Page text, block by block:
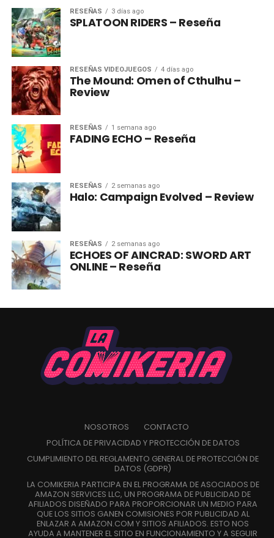
RESEÑAS 3 días ago
SPLATOON RIDERS – Reseña
RESEÑAS VIDEOJUEGOS 4 días ago
The Mound: Omen of Cthulhu –
Review
RESEÑAS 1 semana ago
FADING ECHO – Reseña
RESEÑAS 2 semanas ago
Halo: Campaign Evolved – Review
RESEÑAS 2 semanas ago
ECHOES OF AINCRAD: SWORD ART
ONLINE – Reseña
NOSOTROS
CONTACTO
POLÍTICA DE PRIVACIDAD Y PROTECCIÓN DE DATOS
CUMPLIMIENTO DEL REGLAMENTO GENERAL DE PROTECCIÓN DE
DATOS (GDPR)
LA COMIKERIA PARTICIPA EN EL PROGRAMA DE ASOCIADOS DE
AMAZON SERVICES LLC, UN PROGRAMA DE PUBLICIDAD DE
AFILIADOS DISEÑADO PARA PROPORCIONAR UN MEDIO PARA
QUE LOS SITIOS GANEN COMISIONES POR PUBLICIDAD AL
ENLAZAR A AMAZON.COM Y SITIOS AFILIADOS. ESTO NOS
AYUDA A MANTENER EL SITIO EN FUNCIONAMIENTO Y A SEGUIR